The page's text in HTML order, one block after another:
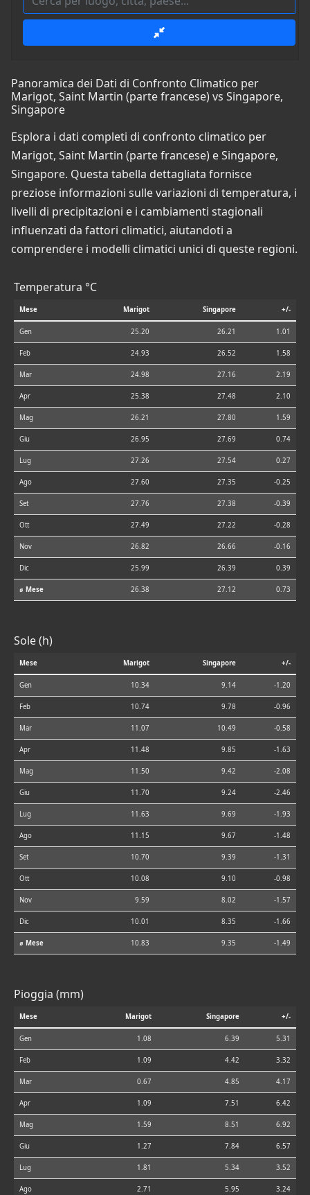
Panoramica dei Dati di Confronto Climatico per
Marigot, Saint Martin (parte francese) vs Singapore,
Singapore
Esplora i dati completi di confronto climatico per
Marigot, Saint Martin (parte francese) e Singapore,
Singapore. Questa tabella dettagliata fornisce
preziose informazioni sulle variazioni di temperatura, i
livelli di precipitazioni e i cambiamenti stagionali
influenzati da fattori climatici, aiutandoti a
comprendere i modelli climatici unici di queste regioni.
Temperatura °C
Mese Marigot Singapore +/-
Gen 25.20 26.21 1.01
Feb 24.93 26.52 1.58
Mar 24.98 27.16 2.19
Apr 25.38 27.48 2.10
Mag 26.21 27.80 1.59
Giu 26.95 27.69 0.74
Lug 27.26 27.54 0.27
Ago 27.60 27.35 -0.25
Set 27.76 27.38 -0.39
Ott 27.49 27.22 -0.28
Nov 26.82 26.66 -0.16
Dic 25.99 26.39 0.39
⌀ Mese 26.38 27.12 0.73
Sole (h)
Mese Marigot Singapore +/-
Gen 10.34 9.14 -1.20
Feb 10.74 9.78 -0.96
Mar 11.07 10.49 -0.58
Apr 11.48 9.85 -1.63
Mag 11.50 9.42 -2.08
Giu 11.70 9.24 -2.46
Lug 11.63 9.69 -1.93
Ago 11.15 9.67 -1.48
Set 10.70 9.39 -1.31
Ott 10.08 9.10 -0.98
Nov 9.59 8.02 -1.57
Dic 10.01 8.35 -1.66
⌀ Mese 10.83 9.35 -1.49
Pioggia (mm)
Mese Marigot Singapore +/-
Gen 1.08 6.39 5.31
Feb 1.09 4.42 3.32
Mar 0.67 4.85 4.17
Apr 1.09 7.51 6.42
Mag 1.59 8.51 6.92
Giu 1.27 7.84 6.57
Lug 1.81 5.34 3.52
Ago 2.71 5.95 3.24